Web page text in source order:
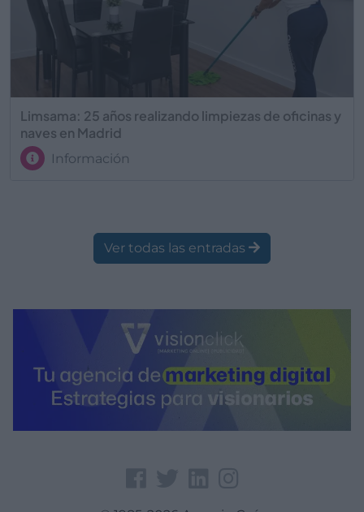
Limsama: 25 años realizando limpiezas de oficinas y
naves en Madrid
Información
Ver todas las entradas